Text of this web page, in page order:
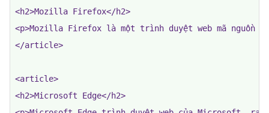
<h2>Mozilla Firefox</h2>
<p>Mozilla Firefox là một trình duyệt web mã nguồn
</article>
<article>
<h2>Microsoft Edge</h2>